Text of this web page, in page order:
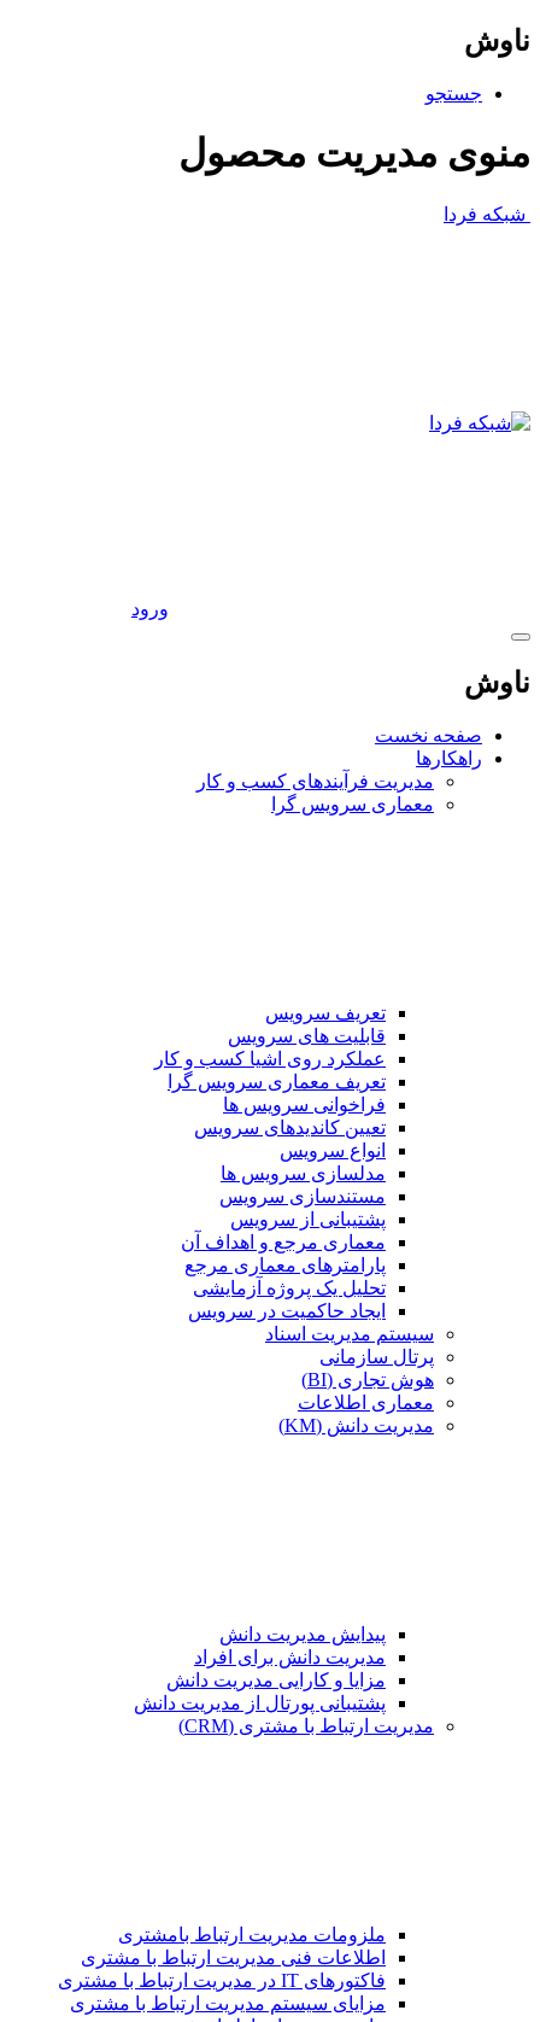
ناوش
جستجو
منوی مدیریت محصول
شبکه فردا
ورود
ناوش
صفحه نخست
راهکارها
مدیریت فرآیندهای کسب و کار
معماری سرویس گرا
تعریف سرویس
قابلیت های سرویس
عملکرد روی اشیا کسب و کار
تعریف معماری سرویس گرا
فراخوانی سرویس ها
تعیین کاندیدهای سرویس
انواع سرویس
مدلسازی سرویس ها
مستندسازی سرویس
پشتیبانی از سرویس
معماری مرجع و اهداف آن
پارامترهای معماری مرجع
تحلیل یک پروژه آزمایشی
ایجاد حاکمیت در سرویس
سیستم مدیریت اسناد
پرتال سازمانی
هوش تجاری (BI)
معماری اطلاعات
مدیریت دانش (KM)
پیدایش مدیریت دانش
مدیریت دانش برای افراد
مزایا و کارایی مدیریت دانش
پشتیبانی پورتال از مدیریت دانش
مدیریت ارتباط با مشتری (CRM)
ملزومات مدیریت ارتباط بامشتری
اطلاعات فنی مدیریت ارتباط با مشتری
فاکتورهای IT در مدیریت ارتباط با مشتری
مزایای سیستم مدیریت ارتباط با مشتری